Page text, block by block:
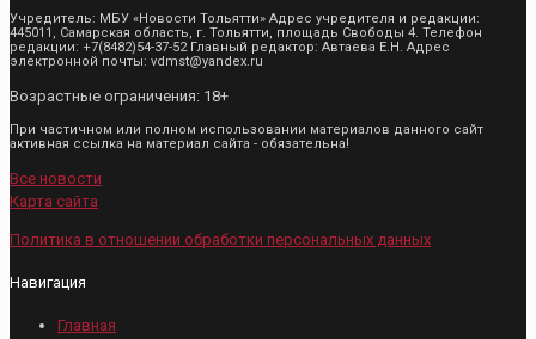
Учредитель: МБУ «Новости Тольятти» Адрес учредителя и редакции:
445011, Самарская область, г. Тольятти, площадь Свободы 4. Телефон
редакции: +7(8482)54-37-52 Главный редактор: Автаева Е.Н. Адрес
электронной почты: vdmst@yandex.ru
Возрастные ограничения: 18+
При частичном или полном использовании материалов данного сайт
активная ссылка на материал сайта - обязательна!
Все новости
Карта сайта
Политика в отношении обработки персональных данных
Навигация
Главная